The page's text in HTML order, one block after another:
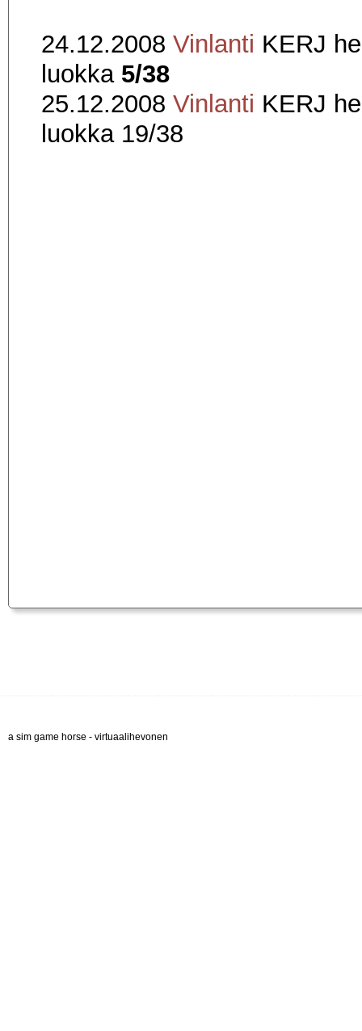
24.12.2008 Vinlanti KERJ
luokka 5/38
25.12.2008 Vinlanti KERJ
luokka 19/38
a sim game horse - virtuaalihevonen